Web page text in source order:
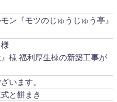
ン『モツのじゅうじゅう亭』
様 福利厚生棟の新築工事が
います。
と餅まき